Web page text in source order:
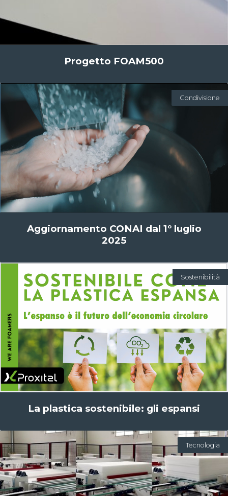
Progetto FOAM500
Condivisione
Aggiornamento CONAI dal 1° luglio
2025
Sostenibilità
La plastica sostenibile: gli espansi
Tecnologia